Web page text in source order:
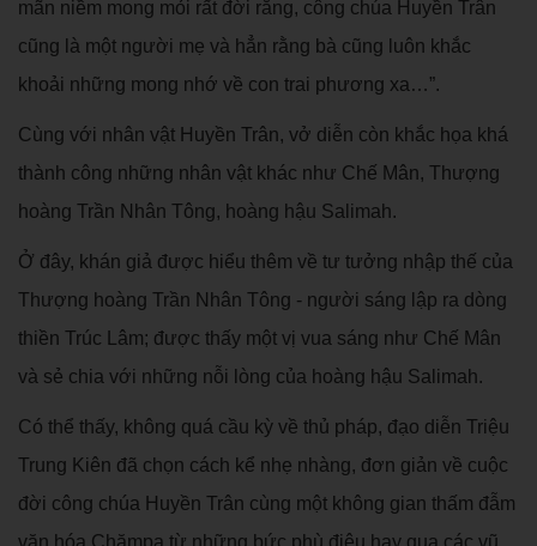
mãn niềm mong mỏi rất đời rằng, công chúa Huyền Trân
cũng là một người mẹ và hẳn rằng bà cũng luôn khắc
khoải những mong nhớ về con trai phương xa…”.
Cùng với nhân vật Huyền Trân, vở diễn còn khắc họa khá
thành công những nhân vật khác như Chế Mân, Thượng
hoàng Trần Nhân Tông, hoàng hậu Salimah.
Ở đây, khán giả được hiểu thêm về tư tưởng nhập thế của
Thượng hoàng Trần Nhân Tông - người sáng lập ra dòng
thiền Trúc Lâm; được thấy một vị vua sáng như Chế Mân
và sẻ chia với những nỗi lòng của hoàng hậu Salimah.
Có thể thấy, không quá cầu kỳ về thủ pháp, đạo diễn Triệu
Trung Kiên đã chọn cách kể nhẹ nhàng, đơn giản về cuộc
đời công chúa Huyền Trân cùng một không gian thấm đẫm